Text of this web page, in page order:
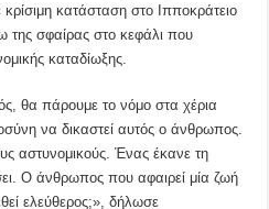
κατάσταση στο Ιπποκράτειο
της σφαίρας στο κεφάλι που
καταδίωξης.
θα πάρουμε το νόμο στα χέρια
να δικαστεί αυτός ο άνθρωπος.
αστυνομικούς. Ένας έκανε τη
Ο άνθρωπος που αφαιρεί μία ζωή
ελεύθερος;», δήλωσε